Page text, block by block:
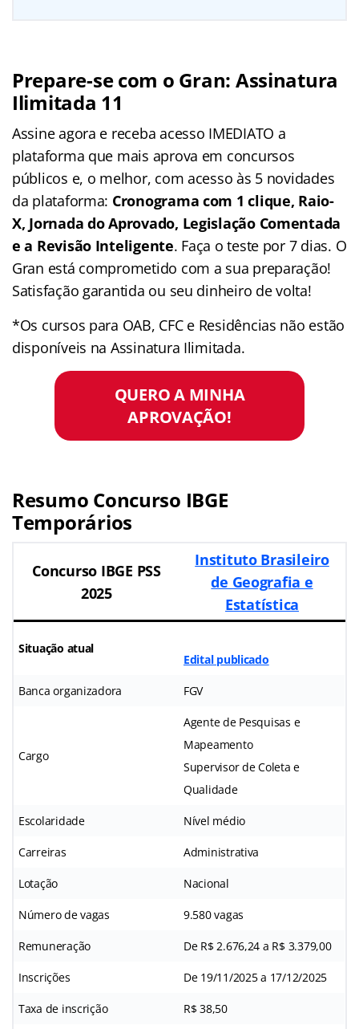
Prepare-se com o Gran: Assinatura
Ilimitada 11
Assine agora e receba acesso IMEDIATO a
plataforma que mais aprova em concursos
públicos e, o melhor, com acesso às 5 novidades
da plataforma: Cronograma com 1 clique, Raio-
X, Jornada do Aprovado, Legislação Comentada
e a Revisão Inteligente. Faça o teste por 7 dias. O
Gran está comprometido com a sua preparação!
Satisfação garantida ou seu dinheiro de volta!
*Os cursos para OAB, CFC e Residências não estão
disponíveis na Assinatura Ilimitada.
QUERO A MINHA
APROVAÇÃO!
Resumo Concurso IBGE
Temporários
Concurso IBGE PSS
2025
Instituto Brasileiro
de Geografia e
Estatística
Situação atual
Edital publicado
Banca organizadora FGV
Cargo
Agente de Pesquisas e
Mapeamento
Supervisor de Coleta e
Qualidade
Escolaridade Nível médio
Carreiras Administrativa
Lotação Nacional
Número de vagas 9.580 vagas
Remuneração De R$ 2.676,24 a R$ 3.379,00
Inscrições De 19/11/2025 a 17/12/2025
Taxa de inscrição R$ 38,50